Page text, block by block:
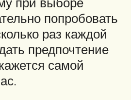
попробовать
раз каждой
предпочтение
самой